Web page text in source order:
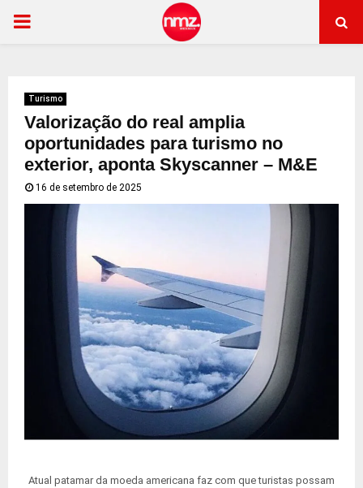
PRIMARY
Turismo
Valorização do real amplia
oportunidades para turismo no
exterior, aponta Skyscanner – M&E
16 de setembro de 2025
Atual patamar da moeda americana faz com que turistas possam